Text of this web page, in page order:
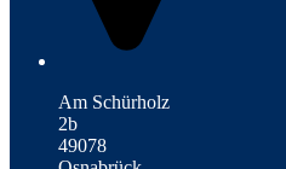
Am Schürholz
2b
49078